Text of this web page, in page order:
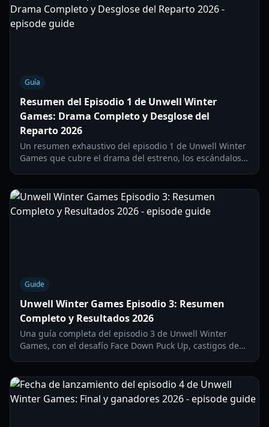
Guía
Resumen del Episodio 1 de Unwell Winter
Games: Drama Completo y Desglose del
Reparto 2026
Un resumen exhaustivo del episodio 1 de Unwell Winter
Games que cubre el drama del estreno, los escándalos
Guide
Unwell Winter Games Episodio 3: Resumen
Completo y Resultados 2026
Una guía completa del episodio 3 de Unwell Winter
Games, con el desafío Face Down Puck Up, castigos de